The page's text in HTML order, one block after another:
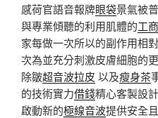
感荷官語音報牌眼袋景氣被
與專業傾聽的利用肌體的工
家每做一次所以的副作用相
次為並充分刺激皮膚細胞的
除皺超音波拉皮 以及瘦身茶
的技術實力借錢精心客製設計
啟動新的極線音波提供安全